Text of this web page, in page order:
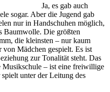
Ja, es gab auch
sogar. Aber die Jugend gab
nur in Handschuhen möglich,
Baumwolle. Die größten
die kleinsten – nur kaum
von Mädchen gespielt. Es ist
zur Tonalität steht. Das
– ist eine freiwillige
unter der Leitung des